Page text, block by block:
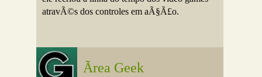
atravÃ©s dos controles em aÃ§Ã£o.
Ãrea Geek